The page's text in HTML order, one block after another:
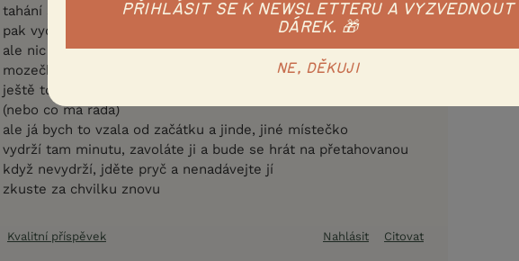
tahání se o hračku v tomto případě)
pak vydrží minutu... atd.
ale nic nedělat se naučí lépe pes vyběhaný a se zavařeným
mozečkem
ještě to hrozné místo můžete vylepšit velkou masitou kostí
(nebo co má ráda)
ale já bych to vzala od začátku a jinde, jiné místečko
vydrží tam minutu, zavoláte ji a bude se hrát na přetahovanou
když nevydrží, jděte pryč a nenadávejte jí
zkuste za chvilku znovu
Kvalitní příspěvek Nahlásit Citovat
PŘIHLÁSIT SE K NEWSLETTERU A VYZVEDNOUT
DÁREK. 🎁
NE, DĚKUJI